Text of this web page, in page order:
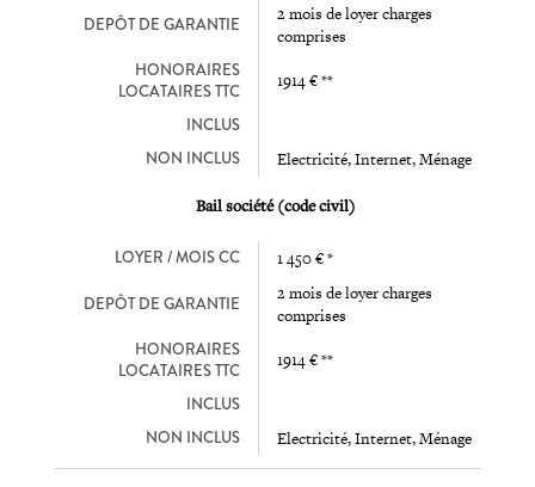
DEPÔT DE GARANTIE
2 mois de loyer charges
comprises
HONORAIRES
LOCATAIRES TTC
1914 € **
INCLUS
NON INCLUS
Electricité, Internet, Ménage
Bail société (code civil)
LOYER / MOIS CC 1 450 € *
DEPÔT DE GARANTIE
2 mois de loyer charges
comprises
HONORAIRES
LOCATAIRES TTC
1914 € **
INCLUS
NON INCLUS
Electricité, Internet, Ménage